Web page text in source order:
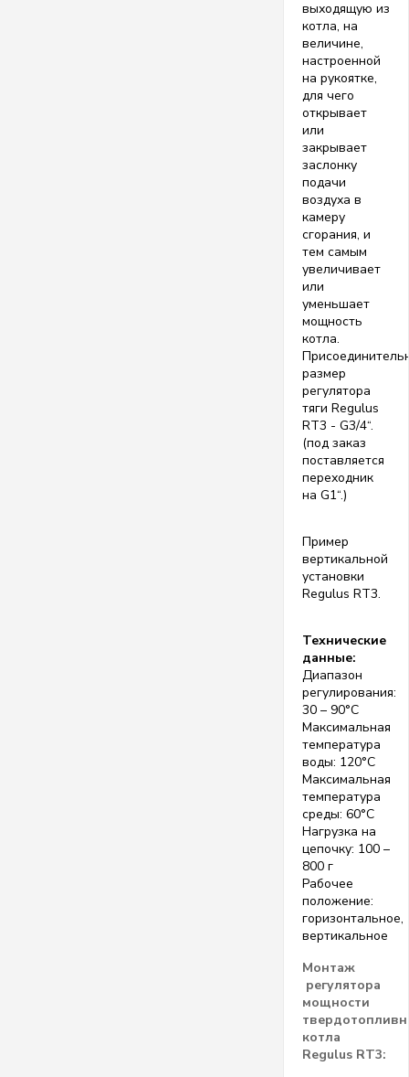
выходящую из
котла, на
величине,
настроенной
на рукоятке,
для чего
открывает
или
закрывает
заслонку
подачи
воздуха в
камеру
сгорания, и
тем самым
увеличивает
или
уменьшает
мощность
котла.
размер
регулятора
тяги Regulus
RT3 - G3/4“.
(под заказ
поставляется
переходник
на G1“.)
Пример
вертикальной
установки
Regulus RT3.
Технические
данные:
Диапазон
регулирования:
30 – 90°C
Максимальная
температура
воды: 120°C
Максимальная
температура
среды: 60°C
Нагрузка на
цепочку: 100 –
800 г
Рабочее
положение:
горизонтальное,
вертикальное
Монтаж
регулятора
мощности
котла
Regulus RT3: